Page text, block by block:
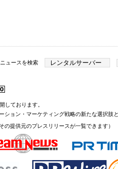
ニュースを検索
しております。
ション・マーケティング戦略の新たな選択肢
の提供元のプレスリリースが一覧できます）